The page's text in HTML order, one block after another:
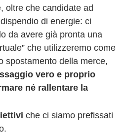
oltre che candidate ad
di energie: ci
da avere già pronta una
che utilizzeremo come
spostamento della merce,
vero e proprio
né rallentare la
che ci siamo prefissati